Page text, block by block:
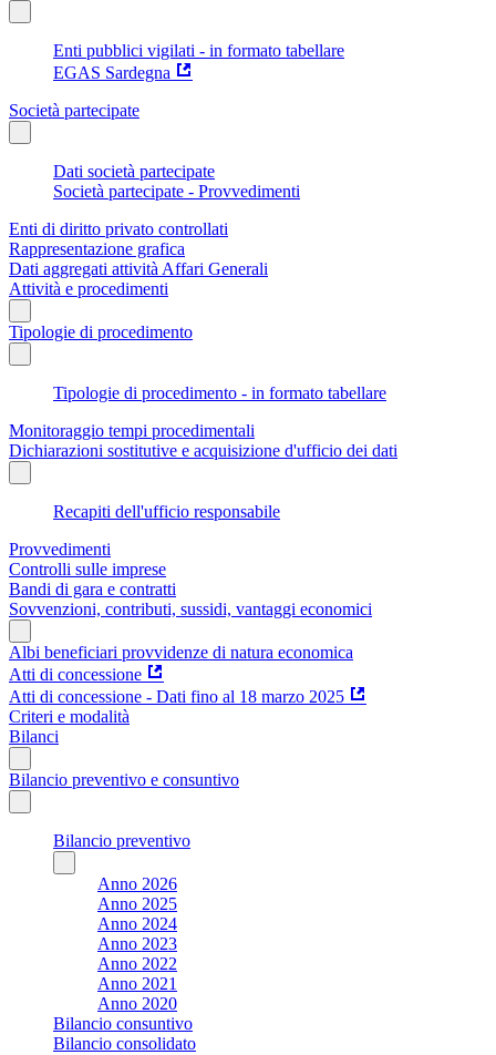
Enti pubblici vigilati - in formato tabellare
EGAS Sardegna
Società partecipate
Dati società partecipate
Società partecipate - Provvedimenti
Enti di diritto privato controllati
Rappresentazione grafica
Dati aggregati attività Affari Generali
Attività e procedimenti
Tipologie di procedimento
Tipologie di procedimento - in formato tabellare
Monitoraggio tempi procedimentali
Dichiarazioni sostitutive e acquisizione d'ufficio dei dati
Recapiti dell'ufficio responsabile
Provvedimenti
Controlli sulle imprese
Bandi di gara e contratti
Sovvenzioni, contributi, sussidi, vantaggi economici
Albi beneficiari provvidenze di natura economica
Atti di concessione
Atti di concessione - Dati fino al 18 marzo 2025
Criteri e modalità
Bilanci
Bilancio preventivo e consuntivo
Bilancio preventivo
Anno 2026
Anno 2025
Anno 2024
Anno 2023
Anno 2022
Anno 2021
Anno 2020
Bilancio consuntivo
Bilancio consolidato